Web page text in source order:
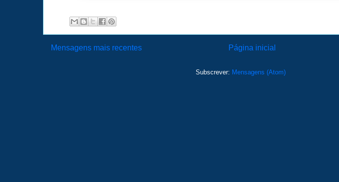
Mensagens mais recentes Página inicial
Subscrever: Mensagens (Atom)